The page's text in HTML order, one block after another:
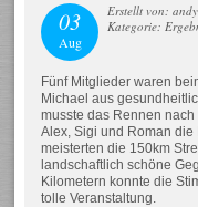
03
Aug
Erstellt von: andy
Kategorie:
Fünf Mitglieder waren
Michael aus
musste das Rennen
Alex, Sigi und Roman
meisterten die 150km
landschaftlich schöne
Kilometern konnte die
tolle Veranstaltung.